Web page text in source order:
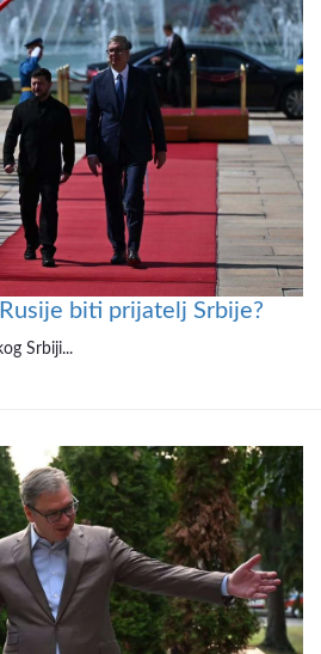
biti prijatelj Srbije?
Srbiji...